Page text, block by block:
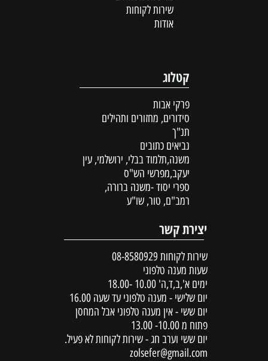
שירות לקוחות
אודות
קטלוג
פרקי אבות
סידורים, מחזורים ותהילים
תנ"ך
נביאים כתובים
משנה,תלמוד בבלי, ירושלמי, עין
יעקב,מפרשי הש"ס
ספרי יסוד -משנה ברורה,
רמב"ם, טור, שו"ע
יצירת קשר
שירות לקוחות 08-8580929
שעות מענה טלפוני
ימים א',ב,ד,ה' 10.00 -18.00
יום שלישי - מענה טלפוני עד שעה 16.00
יום ששי - אין מענה טלפוני אבל המחסן
פתוח מ 10.00- 13.00
יום ששי וערב חג - שירות לקוחות לא פעיל.
zolsefer@gmail.com